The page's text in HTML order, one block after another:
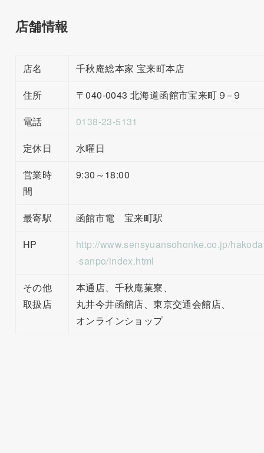
店舗情報
店名
千秋庵総本家 宝来町本店
住所
〒040-0043 北海道函館市宝来町９−９
電話
0138-23-5131
定休日
水曜日
営業時
間
9:30～18:00
最寄駅
函館市電 宝来町駅
HP
http://www.sensyuansohonke.co.jp/
-sanpo/index.html
その他
取扱店
本通店、千秋庵菓寮、
丸井今井函館店、東京交通会館店、
オンラインショップ